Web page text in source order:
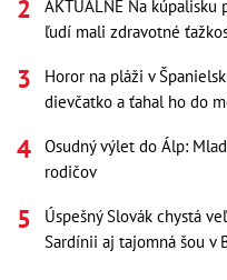
AKTUÁLNE Na kúpalisku
ľudí mali zdravotné
Horor na pláži v
dievčatko a ťahal ho do
Osudný výlet do Álp:
rodičov
Úspešný Slovák chystá
Sardínii aj tajomná šou v